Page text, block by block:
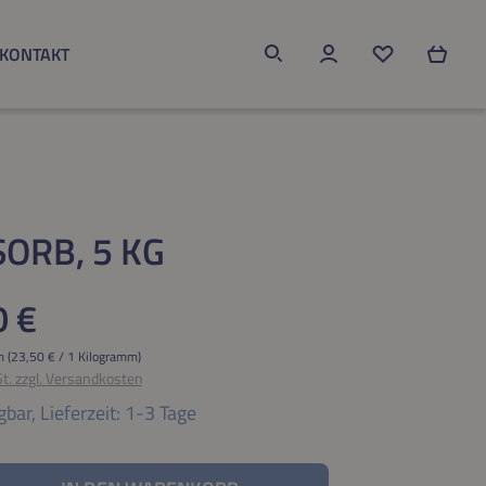
KONTAKT
Du hast 0
5 KG
€
(23,50 € / 1 Kilogramm)
zzgl. Versandkosten
Lieferzeit: 1-3 Tage